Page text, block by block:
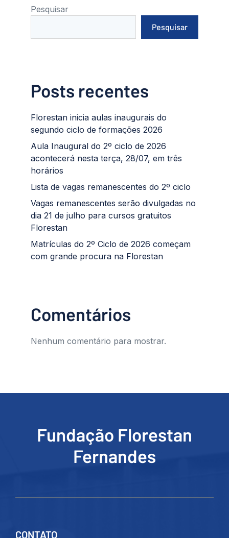
Pesquisar
Pesquisar
Posts recentes
Florestan inicia aulas inaugurais do
segundo ciclo de formações 2026
Aula Inaugural do 2º ciclo de 2026
acontecerá nesta terça, 28/07, em três
horários
Lista de vagas remanescentes do 2º ciclo
Vagas remanescentes serão divulgadas no
dia 21 de julho para cursos gratuitos
Florestan
Matrículas do 2º Ciclo de 2026 começam
com grande procura na Florestan
Comentários
Nenhum comentário para mostrar.
Fundação Florestan
Fernandes
CONTATO